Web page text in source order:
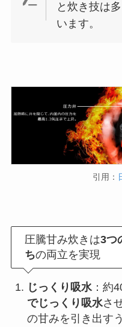
と炊き技は
います。
引用：
圧騰甘み炊きは3つ
ちの両立を実現
じっくり吸水：約
でじっくり吸水さ
の甘みを引き出す